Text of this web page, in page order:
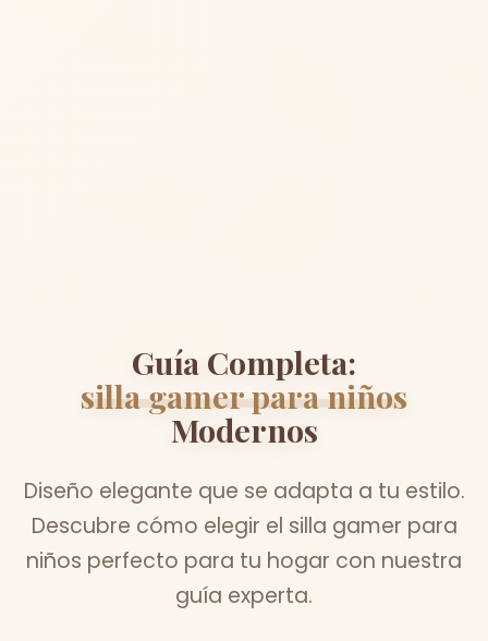
Guía Completa:
silla gamer para niños
Modernos
Diseño elegante que se adapta a tu estilo.
Descubre cómo elegir el silla gamer para
niños perfecto para tu hogar con nuestra
guía experta.